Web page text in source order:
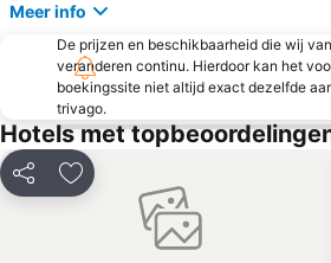
Meer info
De prijzen en beschikbaarheid die wij
veranderen continu. Hierdoor kan het
boekingssite niet altijd exact dezelfde
trivago.
Hotels met
Delen Toevoegen aan favorieten